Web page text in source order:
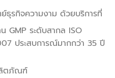
ธุรกิจความงาม ด้วยบริการที่
GMP ระดับสากล ISO
ประสบการณ์มากกว่า 35 ปี
ลิตภัณฑ์